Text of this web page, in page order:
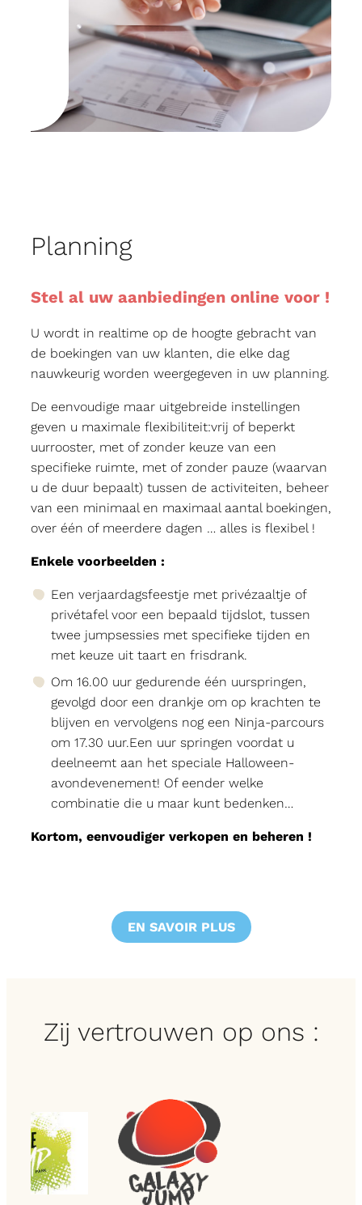
Planning
Stel al uw aanbiedingen online voor !
U wordt in realtime op de hoogte gebracht van
de boekingen van uw klanten, die elke dag
nauwkeurig worden weergegeven in uw planning.
De eenvoudige maar uitgebreide instellingen
geven u maximale flexibiliteit:vrij of beperkt
uurrooster, met of zonder keuze van een
specifieke ruimte, met of zonder pauze (waarvan
u de duur bepaalt) tussen de activiteiten, beheer
van een minimaal en maximaal aantal boekingen,
over één of meerdere dagen … alles is flexibel !
Enkele voorbeelden :
Een verjaardagsfeestje met privézaaltje of
privétafel voor een bepaald tijdslot, tussen
twee jumpsessies met specifieke tijden en
met keuze uit taart en frisdrank.
Om 16.00 uur gedurende één uurspringen,
gevolgd door een drankje om op krachten te
blijven en vervolgens nog een Ninja-parcours
om 17.30 uur.Een uur springen voordat u
deelneemt aan het speciale Halloween-
avondevenement! Of eender welke
combinatie die u maar kunt bedenken…
Kortom, eenvoudiger verkopen en beheren !
EN SAVOIR PLUS
Zij vertrouwen op ons :